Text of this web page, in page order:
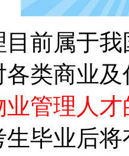
属于我
类商业
业管理人
毕业后将